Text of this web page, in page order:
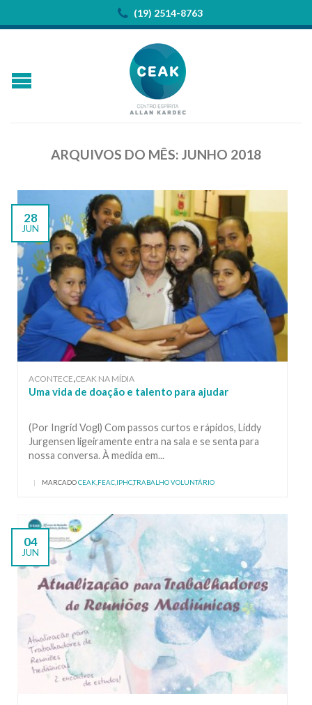
(19) 2514-8763
ARQUIVOS DO MÊS: JUNHO 2018
28
JUN
ACONTECE CEAK NA MÍDIA
Uma vida de doação e talento para ajudar
(Por Ingrid Vogl) Com passos curtos e rápidos, Liddy
Jurgensen ligeiramente entra na sala e se senta para
nossa conversa. À medida em...
| MARCADOCEAK FEAC IPHC,TRABALHO VOLUNTÁRIO
04
JUN